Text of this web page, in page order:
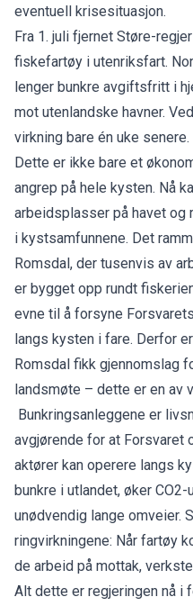
eventuell krisesituasjon.
Fra 1. juli fjernet Støre-
fiskefartøy i utenriksfart.
lenger bunkre avgiftsfritt i
mot utenlandske havner.
virkning bare én uke senere.
Dette er ikke bare et
angrep på hele kysten. Nå
arbeidsplasser på havet og
i kystsamfunnene. Det
Romsdal, der tusenvis av
er bygget opp rundt
evne til å forsyne
langs kysten i fare. Derfor
Romsdal fikk gjennomslag
landsmøte – dette er en av
Bunkringsanleggene er
avgjørende for at Forsvaret
aktører kan operere langs
bunkre i utlandet, øker
unødvendig lange omveier.
ringvirkningene: Når fartøy
de arbeid på mottak,
Alt dette er regjeringen nå i